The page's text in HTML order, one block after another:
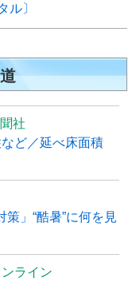
ル〕
社
ど／延べ床面積
」“酷暑”に何を見
ライン